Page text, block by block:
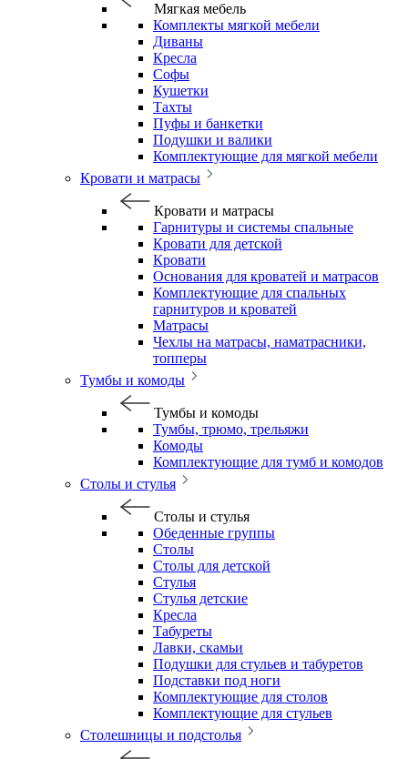
Мягкая мебель
Комплекты мягкой мебели
Диваны
Кресла
Софы
Кушетки
Тахты
Пуфы и банкетки
Подушки и валики
Комплектующие для мягкой мебели
Кровати и матрасы
Кровати и матрасы
Гарнитуры и системы спальные
Кровати для детской
Кровати
Основания для кроватей и матрасов
Комплектующие для спальных
гарнитуров и кроватей
Матрасы
Чехлы на матрасы, наматрасники,
топперы
Тумбы и комоды
Тумбы и комоды
Тумбы, трюмо, трельяжи
Комоды
Комплектующие для тумб и комодов
Столы и стулья
Столы и стулья
Обеденные группы
Столы
Столы для детской
Стулья
Стулья детские
Кресла
Табуреты
Лавки, скамьи
Подушки для стульев и табуретов
Подставки под ноги
Комплектующие для столов
Комплектующие для стульев
Столешницы и подстолья